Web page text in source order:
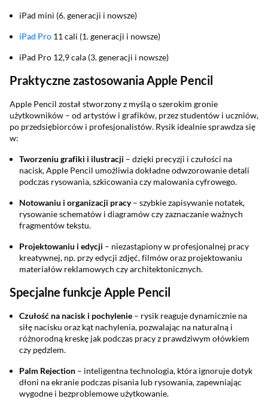
iPad mini (6. generacji i nowsze)
iPad Pro 11 cali (1. generacji i nowsze)
iPad Pro 12,9 cala (3. generacji i nowsze)
Praktyczne zastosowania Apple Pencil
Apple Pencil został stworzony z myślą o szerokim gronie
użytkowników – od artystów i grafików, przez studentów i uczniów,
po przedsiębiorców i profesjonalistów. Rysik idealnie sprawdza się
w:
Tworzeniu grafiki i ilustracji – dzięki precyzji i czułości na
nacisk, Apple Pencil umożliwia dokładne odwzorowanie detali
podczas rysowania, szkicowania czy malowania cyfrowego.
Notowaniu i organizacji pracy– szybkie zapisywanie notatek,
rysowanie schematów i diagramów czy zaznaczanie ważnych
fragmentów tekstu.
Projektowaniu i edycji – niezastąpiony w profesjonalnej pracy
kreatywnej, np. przy edycji zdjęć, filmów oraz projektowaniu
materiałów reklamowych czy architektonicznych.
Specjalne funkcje Apple Pencil
Czułość na nacisk i pochylenie – rysik reaguje dynamicznie na
siłę nacisku oraz kąt nachylenia, pozwalając na naturalną i
różnorodną kreskę jak podczas pracy z prawdziwym ołówkiem
czy pędzlem.
Palm Rejection – inteligentna technologia, która ignoruje dotyk
dłoni na ekranie podczas pisania lub rysowania, zapewniając
wygodne i bezproblemowe użytkowanie.